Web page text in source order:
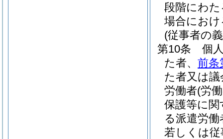
段階にわ
場合にお
(従事者の
第10条
個
た者、 前条
た者又は
労働者(労
保護等に関
る派遣労
若しくは